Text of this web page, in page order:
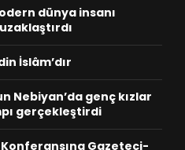
dünya insanı
İslâm’dır
Nebiyan’da genç kızlar
gerçekleştirdi
Konferansına Gazeteci-